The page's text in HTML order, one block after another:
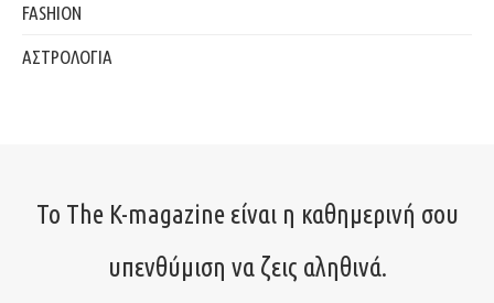
FASHION
ΑΣΤΡΟΛΟΓΙΑ
Το The K-magazine είναι η καθημερινή σου
υπενθύμιση να ζεις αληθινά.